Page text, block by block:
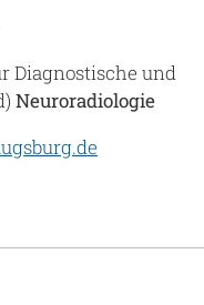
Diagnostische und
Neuroradiologie